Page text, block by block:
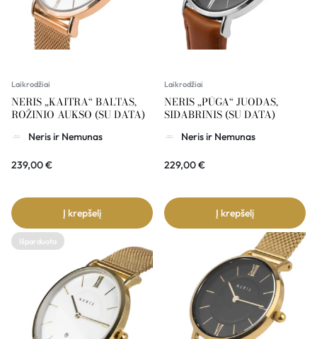
Laikrodžiai
NERIS „KAITRA“ BALTAS,
ROŽINIO AUKSO (SU DATA)
Neris ir Nemunas
239,00€
Į krepšelį
Laikrodžiai
NERIS „PŪGA“ JUODAS,
SIDABRINIS (SU DATA)
Neris ir Nemunas
229,00€
Į krepšelį
Išparduota